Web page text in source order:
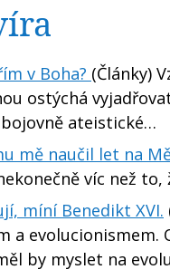
v Boha? (Články)
ostýchá
ateistické…
mě naučil let na
víc než
míní Benedikt XVI.
a
by myslet na